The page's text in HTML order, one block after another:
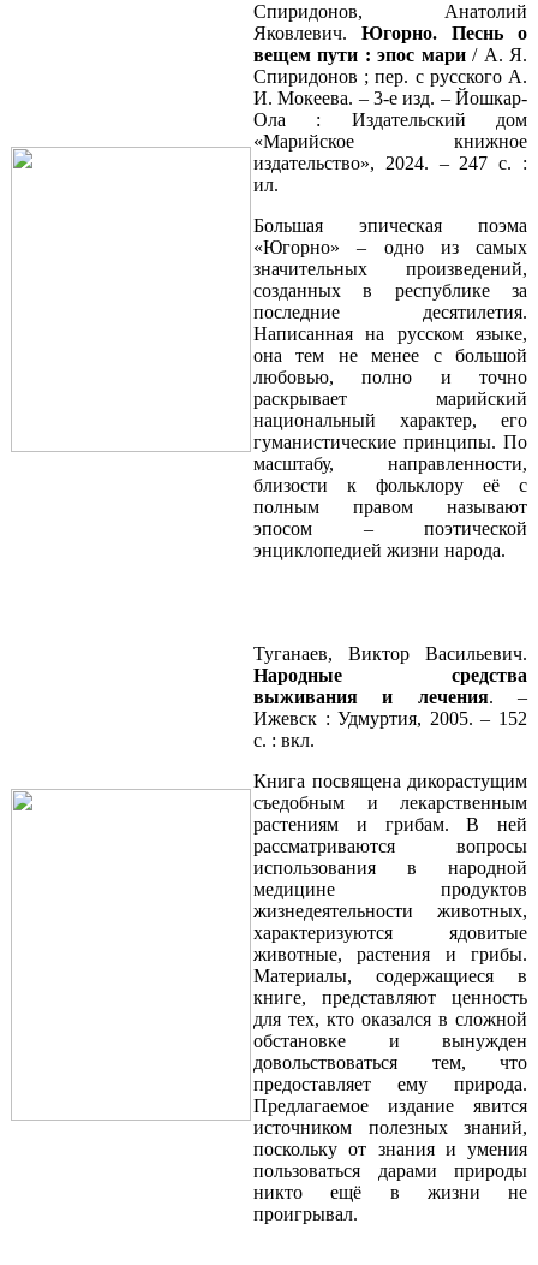
Спиридонов, Анатолий
Яковлевич. Югорно. Песнь о
вещем пути : эпос мари/ А. Я.
Спиридонов ; пер. с русского А.
И. Мокеева. – 3-е изд. – Йошкар-
Ола : Издательский дом
«Марийское книжное
издательство», 2024. – 247 с. :
ил.
Большая эпическая поэма
«Югорно» – одно из самых
значительных произведений,
созданных в республике за
последние десятилетия.
Написанная на русском языке,
она тем не менее с большой
любовью, полно и точно
раскрывает марийский
национальный характер, его
гуманистические принципы. По
масштабу, направленности,
близости к фольклору её с
полным правом называют
эпосом – поэтической
энциклопедией жизни народа.
Туганаев, Виктор Васильевич.
Народные средства
выживания и лечения. –
Ижевск : Удмуртия, 2005. – 152
с. : вкл.
Книга посвящена дикорастущим
съедобным и лекарственным
растениям и грибам. В ней
рассматриваются вопросы
использования в народной
медицине продуктов
жизнедеятельности животных,
характеризуются ядовитые
животные, растения и грибы.
Материалы, содержащиеся в
книге, представляют ценность
для тех, кто оказался в сложной
обстановке и вынужден
довольствоваться тем, что
предоставляет ему природа.
Предлагаемое издание явится
источником полезных знаний,
поскольку от знания и умения
пользоваться дарами природы
никто ещё в жизни не
проигрывал.